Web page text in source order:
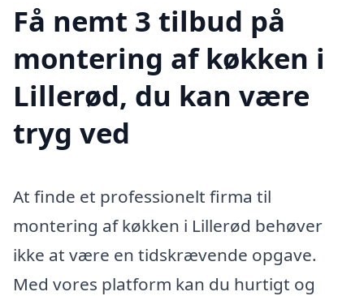
Få nemt 3 tilbud på
montering af køkken i
Lillerød, du kan være
tryg ved
At finde et professionelt firma til
montering af køkken i Lillerød behøver
ikke at være en tidskrævende opgave.
Med vores platform kan du hurtigt og